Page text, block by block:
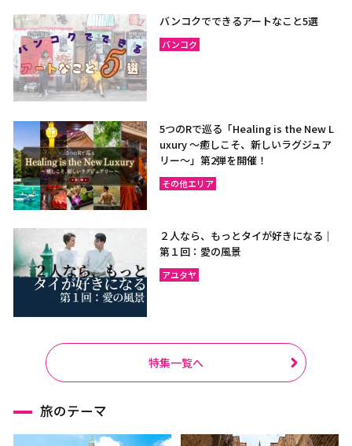
バンコクでできるアートなこと5選
バンコク
5つのRで巡る「Healing is the New L
uxury ～癒しこそ、新しいラグジュア
リー〜」第2弾を開催！
その他エリア
２人なら、もっとタイが好きになる｜
第１回：愛の風景
アユタヤ
特集一覧へ
旅のテーマ